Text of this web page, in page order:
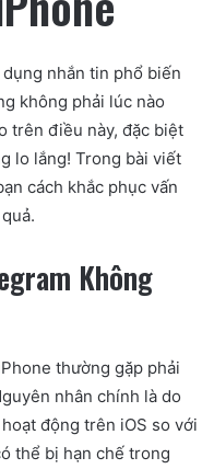
nhắn tin phổ biến
không phải lúc nào
trên điều này, đặc biệt
lo lắng! Trong bài viết
cách khắc phục vấn
Không
thường gặp phải
nhân chính là do
động trên iOS so với
thể bị hạn chế trong